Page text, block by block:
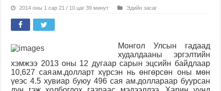
2014 оны 1 сар 21 / 10 цаг 39 минут Эдийн засаг
Монгол Улсын гадаад
худалдааны эргэлтийн
хэмжээ 2013 оны 12 дугаар сарын эцсийн байдлаар
10,627 саяам.долларт хүрсэн нь өнгөрсөн оны мөн
үеэс 4.5 хувиар буюу 496 сая ам.доллараар буурсан